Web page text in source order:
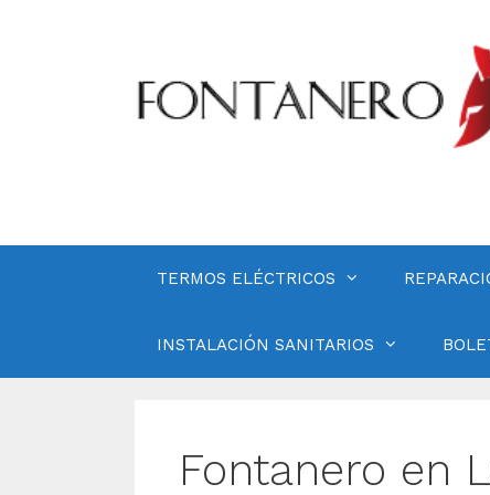
TERMOS ELÉCTRICOS
INSTALACIÓN SANITARIOS
Fontanero en